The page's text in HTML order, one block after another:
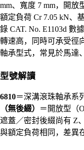
mm、寬度 7 mm，開放
額定負荷 Cr 7.05 kN、
錄 CAT. No. E1103d 數
轉速高，同時可承受徑
軸承型式，常見於馬達
型號解讀
6810＝深溝滾珠軸承系
（無後綴）
＝開放型（
遮蓋／密封後綴尚有 Z
與額定負荷相同，差異